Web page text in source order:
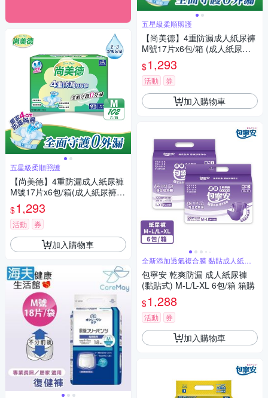
五星級柔順照護
【尚美德】4重防漏成人紙尿褲
M號17片x6包/箱(成人紙尿褲
黏貼式 日用)
$1,293
活動 券
加入購物車
五星級柔順照護
【尚美德】4重防漏成人紙尿褲
M號17片x6包/箱 (成人紙尿褲
黏貼式 日用)
$1,293
活動 券
加入購物車
全新添加透氣複合膜 黏貼成人紙尿
褲
包寧安 乾爽防漏 成人紙尿褲
(黏貼式) M-L/L-XL 6包/箱 箱購
$1,288
活動 券
加入購物車